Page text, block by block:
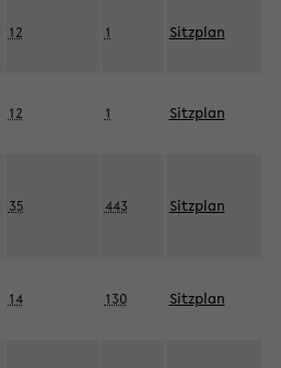
12 1 Sitzplan
12 1 Sitzplan
35 443 Sitzplan
14 130 Sitzplan